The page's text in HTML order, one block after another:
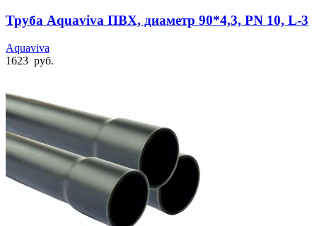
Труба Aquaviva ПВХ, диаметр 90*4,3, PN 10, L-3
Aquaviva
1623 руб.